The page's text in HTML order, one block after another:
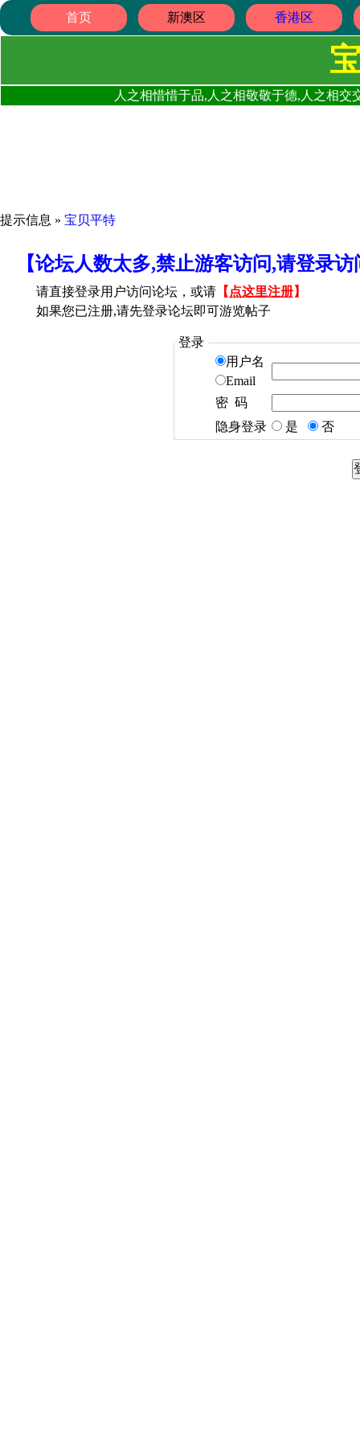
首页 新澳区 香港区
人之相惜惜于品,人之相敬敬于德,人之相
提示信息 » 宝贝平特
【论坛人数太多,禁止游客访问,请登录
请直接登录用户访问论坛，或请 【 点这里注册】
如果您已注册,请先登录论坛即可游览帖子
登录
用户名
Email
密 码
隐身登录
是 否